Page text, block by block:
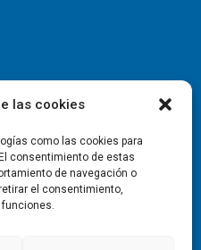
las cookies
como las cookies para
consentimiento de estas
de navegación o
el consentimiento,